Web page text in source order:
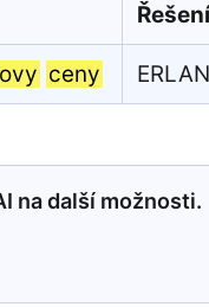
Řešení
ceny
na další možnosti.